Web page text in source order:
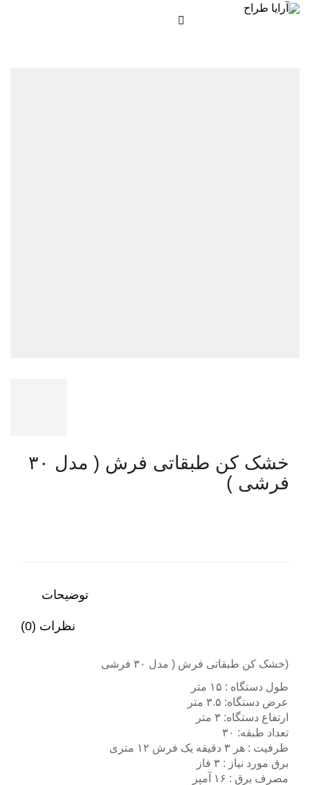
خشک کن طبقاتی فرش ( مدل ۳۰
فرشی )
توضیحات
نظرات (0)
(خشک کن طبقاتی فرش ( مدل ۳۰ فرشی
طول دستگاه : ۱۵ متر
عرض دستگاه: ۳.۵ متر
ارتفاع دستگاه: ۳ متر
تعداد طبقه: ۳۰
ظرفیت : هر ۳ دقیقه یک فرش ۱۲ متری
برق مورد نیاز : ۳ فاز
مصرف برق : ۱۶ آمپر